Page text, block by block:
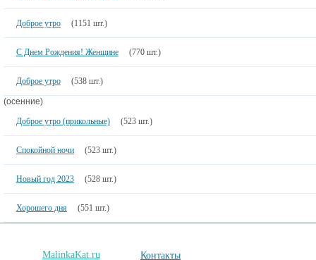
Доброе утро (1151 шт.)
С Днем Рождения! Женщине (770 шт.)
Доброе утро (538 шт.)
(осенние)
Доброе утро (прикольные)
(523 шт.)
Спокойной ночи (523 шт.)
Новый год 2023 (528 шт.)
Хорошего дня (551 шт.)
MalinkaKat.ru Контакты